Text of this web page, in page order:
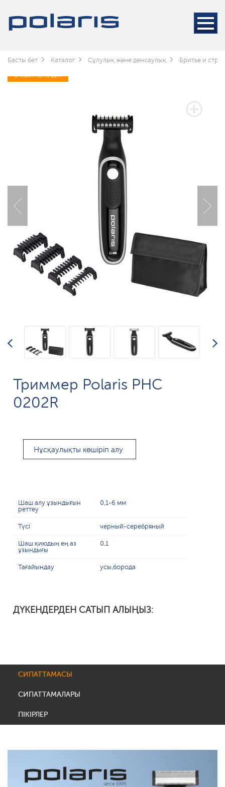
Басты бет Каталог Сұлулық және денсаулық Бритье и
2 ЖЫЛ КЕПІЛДІК
Триммер Polaris PHC
0202R
Нұсқаулықты көшіріп алу
Шаш алу ұзындығын
реттеу
0,1-6 мм
Түсі черный-серебряный
Шаш қиюдың ең аз
ұзындығы
0,1
Тағайындау усы,борода
ДҮКЕНДЕРДЕН САТЫП АЛЫҢЫЗ:
СИПАТТАМАСЫ
СИПАТТАМАЛАРЫ
ПІКІРЛЕР